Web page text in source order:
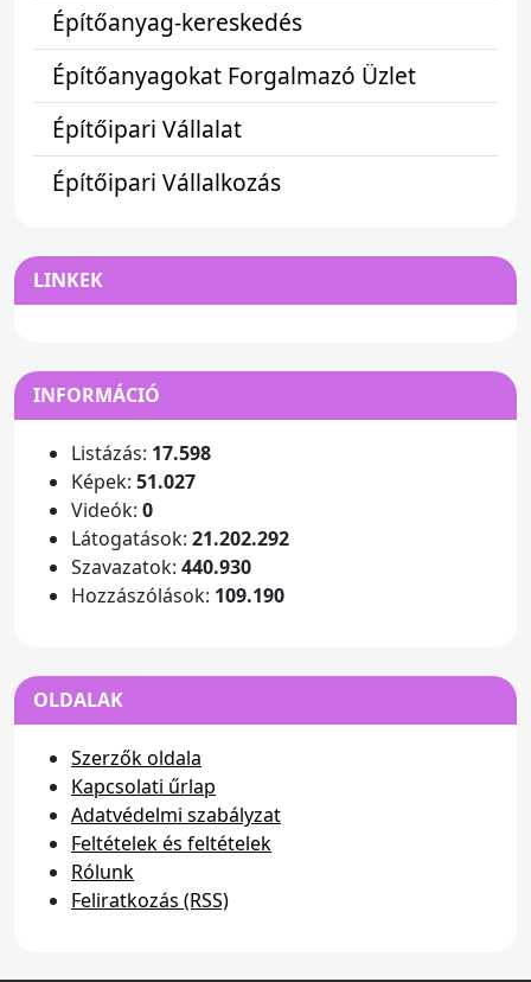
Építőanyag-kereskedés
Építőanyagokat Forgalmazó Üzlet
Építőipari Vállalat
Építőipari Vállalkozás
LINKEK
INFORMÁCIÓ
Listázás: 17.598
Képek: 51.027
Videók: 0
Látogatások: 21.202.292
Szavazatok: 440.930
Hozzászólások: 109.190
OLDALAK
Szerzők oldala
Kapcsolati űrlap
Adatvédelmi szabályzat
Feltételek és feltételek
Rólunk
Feliratkozás (RSS)